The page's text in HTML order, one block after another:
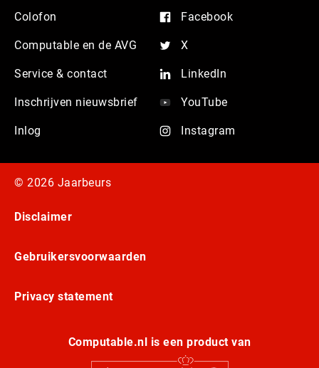
Colofon
Computable en de AVG
Service & contact
Inschrijven nieuwsbrief
Inlog
Facebook
X
LinkedIn
YouTube
Instagram
© 2026 Jaarbeurs
Disclaimer
Gebruikersvoorwaarden
Privacy statement
Computable.nl is een product van